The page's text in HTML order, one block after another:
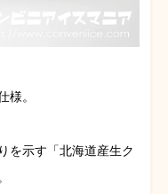
様。
を示す「北海道産生ク